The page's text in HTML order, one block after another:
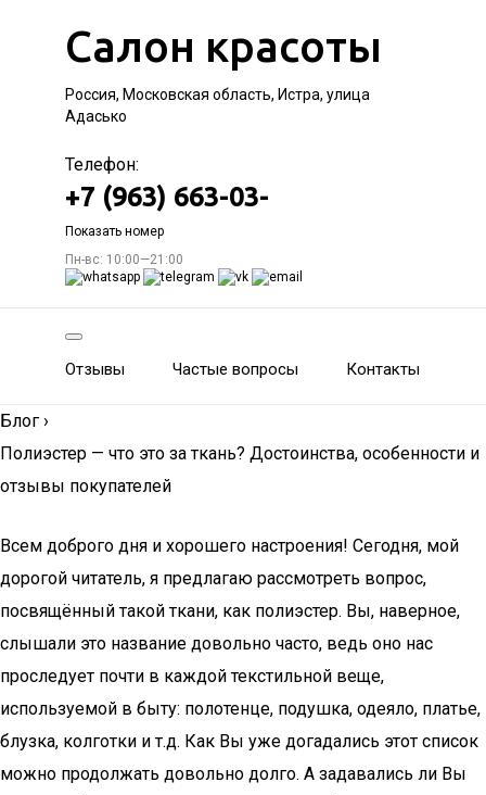
Салон красоты
Россия, Московская область, Истра, улица
Адасько
Телефон:
+7 (963) 663-03-
Показать номер
Пн-вс: 10:00—21:00
Отзывы Частые вопросы Контакты
Блог ›
Полиэстер — что это за ткань? Достоинства, особенности и
отзывы покупателей
Всем доброго дня и хорошего настроения! Сегодня, мой
дорогой читатель, я предлагаю рассмотреть вопрос,
посвящённый такой ткани, как полиэстер. Вы, наверное,
слышали это название довольно часто, ведь оно нас
проследует почти в каждой текстильной веще,
используемой в быту: полотенце, подушка, одеяло, платье,
блузка, колготки и т.д. Как Вы уже догадались этот список
можно продолжать довольно долго. А задавались ли Вы